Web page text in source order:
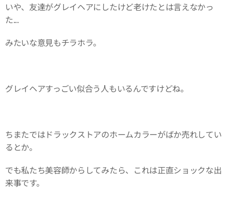
いや、友達がグレイヘアにしたけど老けたとは言えなかっ
た...
みたいな意見もチラホラ。
グレイヘアすっごい似合う人もいるんですけどね。
ちまたではドラックストアのホームカラーがばか売れしてい
るとか。
でも私たち美容師からしてみたら、これは正直ショックな出
来事です。